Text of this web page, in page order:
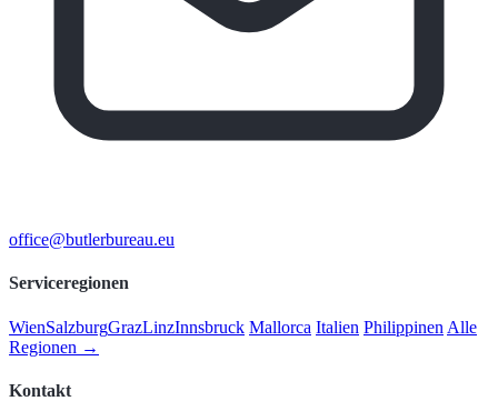
office@butlerbureau.eu
Serviceregionen
WienSalzburgGrazLinzInnsbruck Mallorca Italien Philippinen Alle
Regionen →
Kontakt